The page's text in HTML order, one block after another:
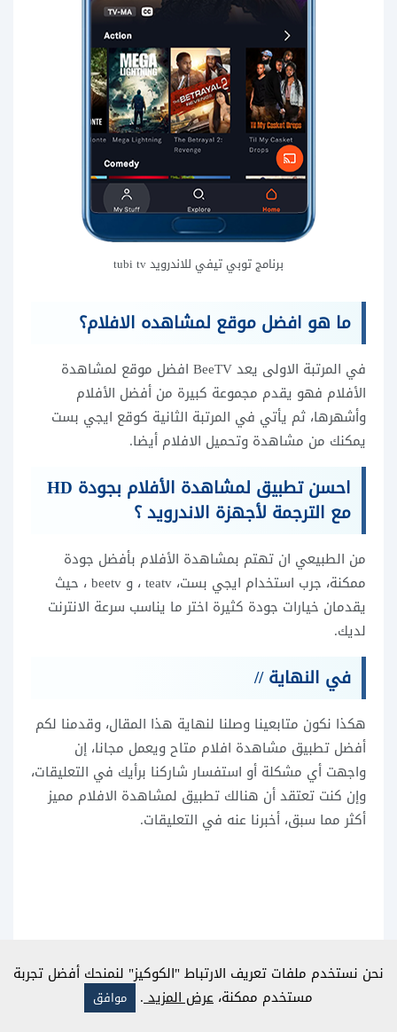
برنامج توبي تيفي للاندرويد tubi tv
ما هو افضل موقع لمشاهده الافلام؟
في المرتبة الاولى يعد BeeTV افضل موقع لمشاهدة
الأفلام فهو يقدم مجموعة كبيرة من أفضل الأفلام
وأشهرها، ثم يأتي في المرتبة الثانية كوقع ايجي بست
يمكنك من مشاهدة وتحميل الافلام أيضا.
احسن تطبيق لمشاهدة الأفلام بجودة HD
مع الترجمة لأجهزة الاندرويد ؟
من الطبيعي ان تهتم بمشاهدة الأفلام بأفضل جودة
ممكنة، جرب استخدام ايجي بست، teatv ، و beetv ، حيث
يقدمان خيارات جودة كثيرة اختر ما يناسب سرعة الانترنت
لديك.
في النهاية //
هكذا نكون متابعينا وصلنا لنهاية هذا المقال، وقدمنا لكم
أفضل تطبيق مشاهدة افلام متاح ويعمل مجانا، إن
واجهت أي مشكلة أو استفسار شاركنا برأيك في التعليقات،
وإن كنت تعتقد أن هنالك تطبيق لمشاهدة الافلام مميز
أكثر مما سبق، أخبرنا عنه في التعليقات.
نحن نستخدم ملفات تعريف الارتباط "الكوكيز" لنمنحك أفضل تجربة
مستخدم ممكنة، عرض المزيد. موافق